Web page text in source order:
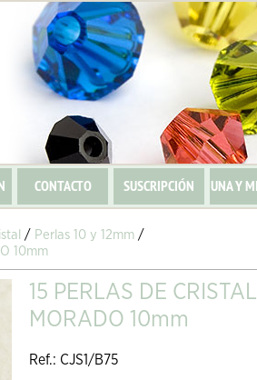
CONTACTO SUSCRIPCIÓN UNA Y
/ Perlas 10 y 12mm /
10mm
15 PERLAS DE
MORADO 10mm
Ref.: CJS1/B75